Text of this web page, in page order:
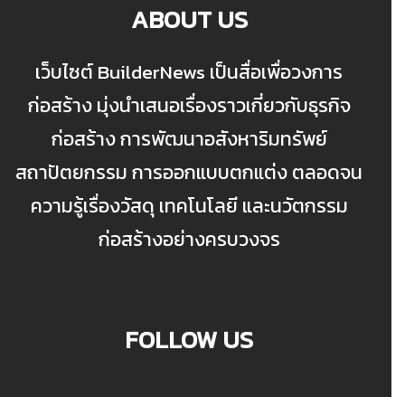
ABOUT US
เว็บไซต์ BuilderNews เป็นสื่อเพื่อวงการ
ก่อสร้าง มุ่งนำเสนอเรื่องราวเกี่ยวกับธุรกิจ
ก่อสร้าง การพัฒนาอสังหาริมทรัพย์
สถาปัตยกรรม การออกแบบตกแต่ง ตลอดจน
ความรู้เรื่องวัสดุ เทคโนโลยี และนวัตกรรม
ก่อสร้างอย่างครบวงจร
FOLLOW US